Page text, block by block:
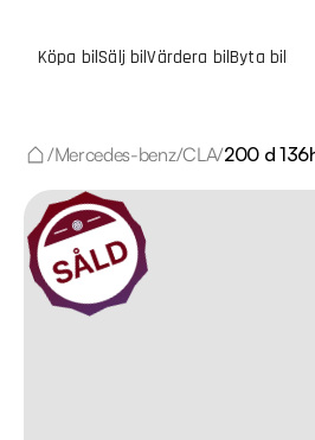
Köpa bilSälj bilVärdera bilByta bil
/Mercedes-benz/CLA/200 d